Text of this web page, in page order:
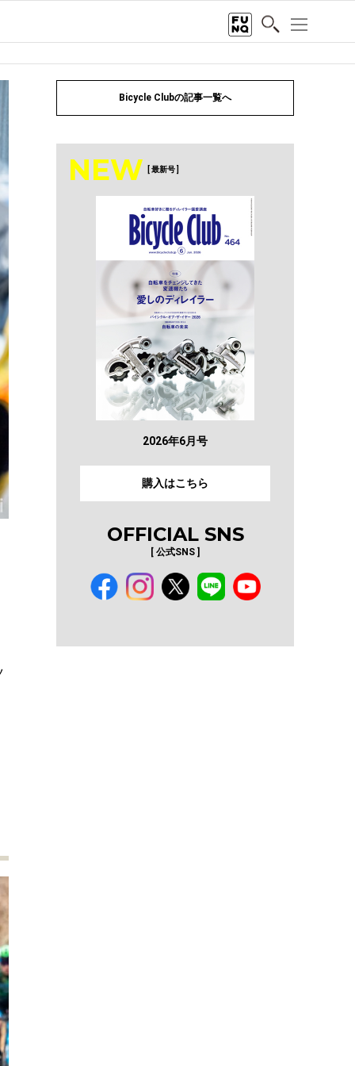
Bicycle Clubの記事一覧へ
NEW [ 最新号 ]
2026年6月号
購入はこちら
OFFICIAL SNS
[ 公式SNS ]